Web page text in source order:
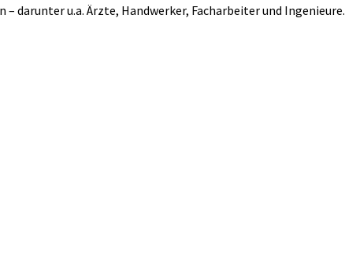
darunter u.a. Ärzte, Handwerker, Facharbeiter und Ingenieure.